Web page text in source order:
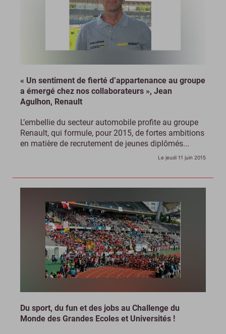
« Un sentiment de fierté d’appartenance au groupe
a émergé chez nos collaborateurs », Jean
Agulhon, Renault
L’embellie du secteur automobile profite au groupe
Renault, qui formule, pour 2015, de fortes ambitions
en matière de recrutement de jeunes diplômés...
Le jeudi 11 juin 2015
Du sport, du fun et des jobs au Challenge du
Monde des Grandes Ecoles et Universités !